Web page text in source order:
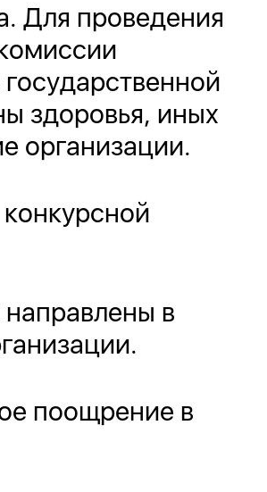
Для проведения
здоровья, иных
организации.
в
поощрение в